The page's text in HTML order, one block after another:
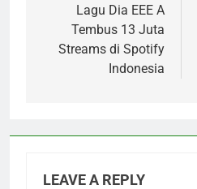
navigation
Lagu Dia EEE A
Tembus 13 Juta
Streams di Spotify
Indonesia
LEAVE A REPLY